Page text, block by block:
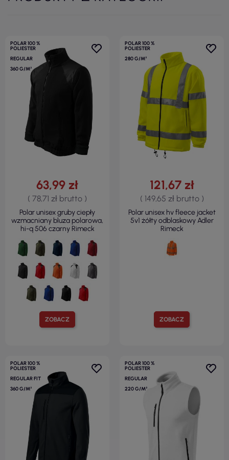
POLAR 100 %
POLIESTER
REGULAR
360 G/M²
ZOBACZ
63,99 zł
( 78,71 zł brutto )
Polar unisex gruby ciepły
wzmacniany bluza polarowa,
hi-q 506 czarny Rimeck
POLAR 100 %
POLIESTER
280 G/M²
ZOBACZ
121,67 zł
( 149,65 zł brutto )
Polar unisex hv fleece jacket
5v1 żółty odblaskowy Adler
Rimeck
POLAR 100 %
POLIESTER
REGULAR FIT
360 G/M²
POLAR 100 %
POLIESTER
REGULAR
220 G/M²